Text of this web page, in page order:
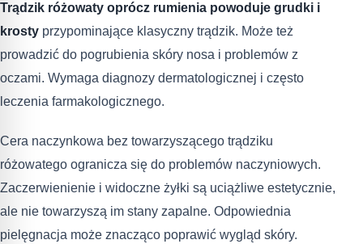
Trądzik różowaty oprócz rumienia powoduje grudki i
krosty przypominające klasyczny trądzik. Może też
prowadzić do pogrubienia skóry nosa i problemów z
oczami. Wymaga diagnozy dermatologicznej i często
leczenia farmakologicznego.
Cera naczynkowa bez towarzyszącego trądziku
różowatego ogranicza się do problemów naczyniowych.
Zaczerwienienie i widoczne żyłki są uciążliwe estetycznie,
ale nie towarzyszą im stany zapalne. Odpowiednia
pielęgnacja może znacząco poprawić wygląd skóry.